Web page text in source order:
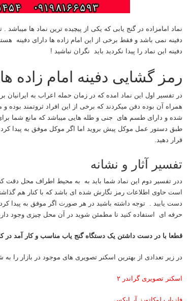
نماد امامزاده در گنج یابی که یکی از پیچیده ترین نماد ها
دفینه نمی باشد و فقط برخی از این امام زاده ها دارای دفینه
دفینه این نماد را پیدا نکردید باید نگران نباشید !
رمز گشایی دفینه امام زاده ها
در تفسیر اول این نماد امده که در زمان حمله اعراب به
همراه آن بوده دفن میکردند که برخی از این افراد ثروتمند بوده
شده و دارای طسم های جنی و طله هایی میباشد که مانع شما
طبق دستور عمل موکل پیش بروید اما اگر موکل موفق به پیدا
قرار دهید.
تفسیر آثار و نشانه
ددر تفسیر دوم این نماد شما باید به به محیط اطراف محل دقت
است حاوی اطلاعات رمز نگارش شده ای باشد که با کنار هم گذاشتن
دست یابید . توجه داشته باشید در هر صورت اگر موفق به پیدا
حرفه ای استفاده کنید تا مطمئن شوید در آن محل چیزی وجود دارد
قطعا با در دست داشتن یک دستگاه گنج یاب مناسب و کار آمد در
در زیر تعدادی از بهترین اسکنر تصویری های موجود در بازار را به
اسکنر تصویری گراندر ۲